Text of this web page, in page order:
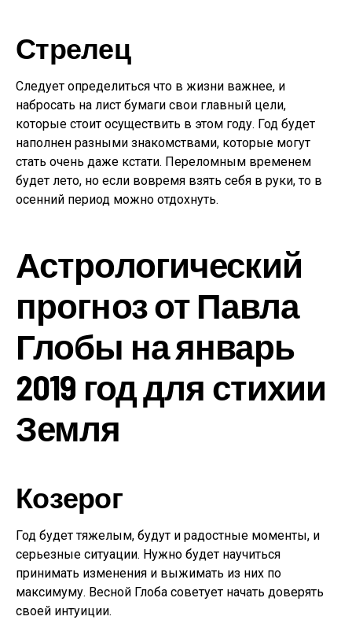
Стрелец
Следует определиться что в жизни важнее, и
набросать на лист бумаги свои главный цели,
которые стоит осуществить в этом году. Год будет
наполнен разными знакомствами, которые могут
стать очень даже кстати. Переломным временем
будет лето, но если вовремя взять себя в руки, то в
осенний период можно отдохнуть.
Астрологический
прогноз от Павла
Глобы на январь
2019 год для стихии
Земля
Козерог
Год будет тяжелым, будут и радостные моменты, и
серьезные ситуации. Нужно будет научиться
принимать изменения и выжимать из них по
максимуму. Весной Глоба советует начать доверять
своей интуиции.